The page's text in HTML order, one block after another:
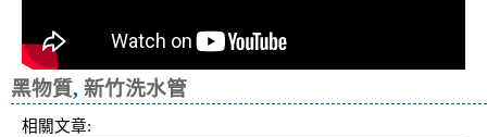
黑物質, 新竹洗水管
相關文章: